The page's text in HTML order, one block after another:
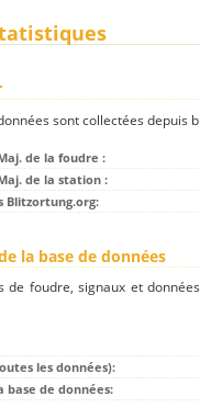
sont collectées
de la foudre :
de la station :
Blitzortung.org:
la base de données
de foudre, signaux et
les données):
base de données: